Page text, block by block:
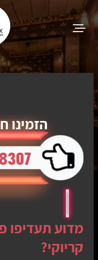
הזמינו
מדוע תעדיפו
קריוקי?